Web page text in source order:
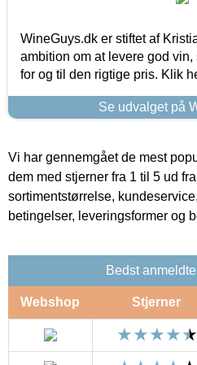
WineGuys.dk er stiftet af
ambition om at levere god
for og til den rigtige pris. Klik
Se udvalget på
Vi har gennemgået de mest
dem med stjerner fra 1 til 5 ud
sortimentstørrelse,
betingelser, leveringsformer og
Bedst
Webshop Stjerner